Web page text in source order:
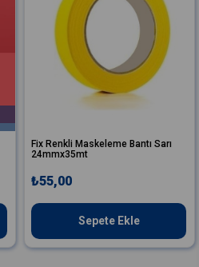
Fix Renkli Maskeleme Bantı Sarı
24mmx35mt
₺55,00
Sepete Ekle